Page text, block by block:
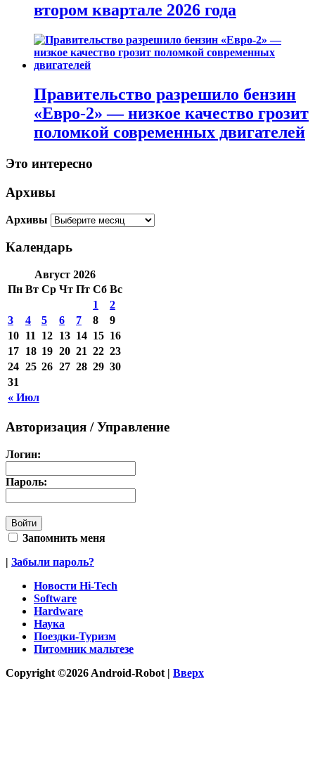
втором квартале 2026 года
Правительство разрешило бензин
«Евро-2» — низкое качество грозит
поломкой современных двигателей
Это интересно
Архивы
Архивы
Календарь
Август 2026
Пн Вт Ср Чт Пт Сб Вс
« Июл
1
2
3
4 5 6 7 8
9
10 11 12 13 14 15 16
17 18 19 20 21 22 23
24 25 26 27 28 29 30
31
Авторизация / Управление
Логин:
Пароль:
Запомнить меня
| Забыли пароль?
Новости Hi-Tech
Software
Hardware
Наука
Поездки-Туризм
Питомник мальтезе
Copyright ©2026 Android-Robot | Вверх